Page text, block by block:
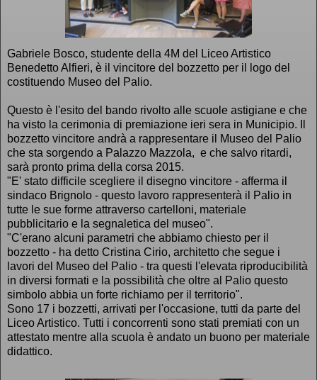
Gabriele Bosco, studente della 4M del Liceo Artistico
Benedetto Alfieri, è il vincitore del bozzetto per il logo del
costituendo Museo del Palio.
Questo è l'esito del bando rivolto alle scuole astigiane e che
ha visto la cerimonia di premiazione ieri sera in Municipio. Il
bozzetto vincitore andrà a rappresentare il Museo del Palio
che sta sorgendo a Palazzo Mazzola, e che salvo ritardi,
sarà pronto prima della corsa 2015.
"E' stato difficile scegliere il disegno vincitore - afferma il
sindaco Brignolo - questo lavoro rappresenterà il Palio in
tutte le sue forme attraverso cartelloni, materiale
pubblicitario e la segnaletica del museo".
"C'erano alcuni parametri che abbiamo chiesto per il
bozzetto - ha detto Cristina Cirio, architetto che segue i
lavori del Museo del Palio - tra questi l'elevata riproducibilità
in diversi formati e la possibilità che oltre al Palio questo
simbolo abbia un forte richiamo per il territorio".
Sono 17 i bozzetti, arrivati per l'occasione, tutti da parte del
Liceo Artistico. Tutti i concorrenti sono stati premiati con un
attestato mentre alla scuola è andato un buono per materiale
didattico.